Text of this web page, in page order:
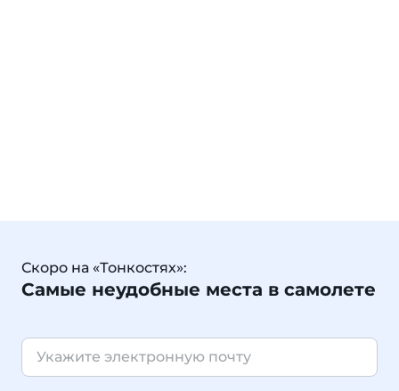
Скоро на «Тонкостях»:
Самые неудобные места в самолете